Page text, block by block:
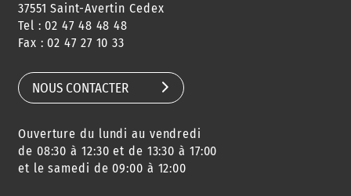
CONSEILS
DE QUARTIER
AGENDA
DES SORTIES
URBANISME
37551 Saint-Avertin Cedex
Tel : 02 47 48 48 48
Fax : 02 47 27 10 33
NOUS CONTACTER
Ouverture du lundi au vendredi
de 08:30 à 12:30 et de 13:30 à 17:00
et le samedi de 09:00 à 12:00